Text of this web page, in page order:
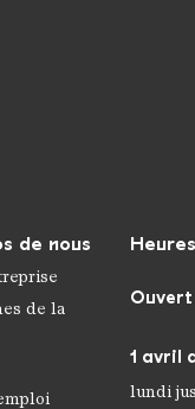
de nous
de la
1 avril
lundi